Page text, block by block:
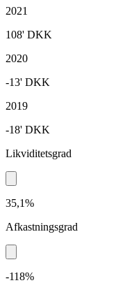
2021
108' DKK
2020
-13' DKK
2019
-18' DKK
Likviditetsgrad
35,1%
Afkastningsgrad
-118%